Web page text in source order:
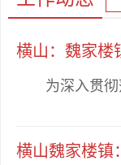
横山：魏家楼
为深入贯彻落
横山魏家楼镇